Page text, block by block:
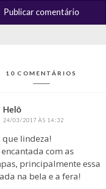
10 COMENTÁRIOS
Helô
24/03/2017 ÀS 14:32
que lindeza!
com as
principalmente essa
na bela e a fera!